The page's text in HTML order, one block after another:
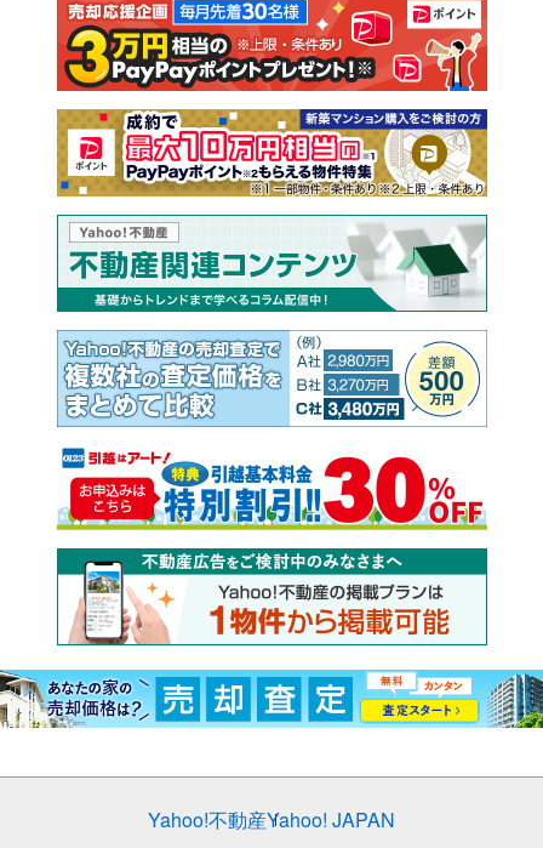
注文住宅 土地
売却査定
Yahoo!不動産Yahoo! JAPAN